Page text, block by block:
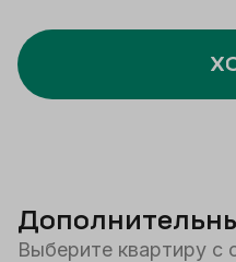
Выберите квартиру с